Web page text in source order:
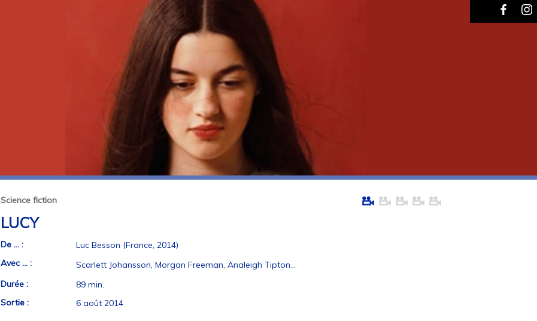
Science fiction
LUCY
De ... :
Luc Besson (France, 2014)
Avec ... :
Scarlett Johansson, Morgan Freeman, Analeigh Tipton...
Durée :
89 min.
Sortie :
6 août 2014